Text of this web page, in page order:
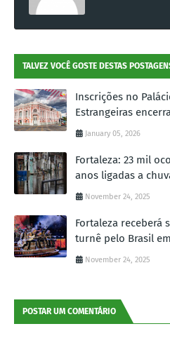
TALVEZ VOCÊ GOSTE DESTAS
Inscrições no
Estrangeiras
January 05, 2026
Fortaleza: 23 mil
anos ligadas a
November 24, 2025
Fortaleza receberá
turnê pelo Brasil
November 24, 2025
POSTAR UM COMENTÁRIO